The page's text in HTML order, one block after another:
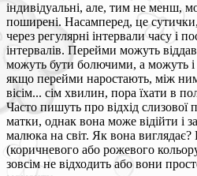
індивідуальні, але, тим не менш,
поширені. Насамперед, це
через регулярні інтервали часу і
інтервалів. Перейми можуть
можуть бути болючими, а можуть
якщо перейми наростають, між
вісім... сім хвилин, пора їхати в
Часто пишуть про відхід
матки, однак вона може відійти і
малюка на світ. Як вона виглядає?
(коричневого або рожевого
зовсім не відходить або вони